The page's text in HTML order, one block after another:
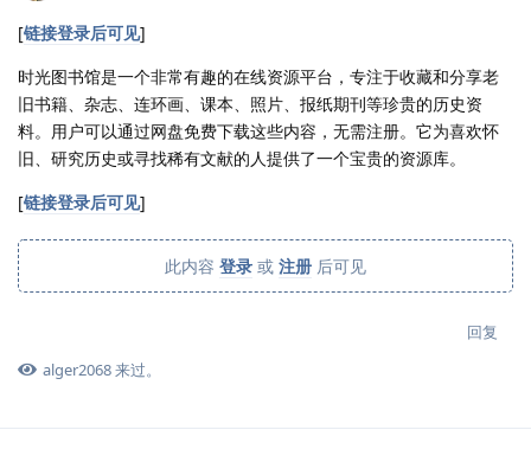
[链接登录后可见]
时光图书馆是一个非常有趣的在线资源平台，专注于收藏和分享老
旧书籍、杂志、连环画、课本、照片、报纸期刊等珍贵的历史资
料。用户可以通过网盘免费下载这些内容，无需注册。它为喜欢怀
旧、研究历史或寻找稀有文献的人提供了一个宝贵的资源库。
[链接登录后可见]
此内容 登录 或 注册 后可见
回复
alger2068来过。